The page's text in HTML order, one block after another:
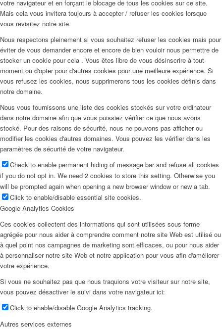
votre navigateur et en forçant le blocage de tous les cookies sur ce site.
Mais cela vous invitera toujours à accepter / refuser les cookies lorsque
vous revisitez notre site.
Nous respectons pleinement si vous souhaitez refuser les cookies mais pour
éviter de vous demander encore et encore de bien vouloir nous permettre de
stocker un cookie pour cela . Vous êtes libre de vous désinscrire à tout
moment ou d'opter pour d'autres cookies pour une meilleure expérience. Si
vous refusez les cookies, nous supprimerons tous les cookies définis dans
notre domaine.
Nous vous fournissons une liste des cookies stockés sur votre ordinateur
dans notre domaine afin que vous puissiez vérifier ce que nous avons
stocké. Pour des raisons de sécurité, nous ne pouvons pas afficher ou
modifier les cookies d'autres domaines. Vous pouvez les vérifier dans les
paramètres de sécurité de votre navigateur.
Check to enable permanent hiding of message bar and refuse all cookies
if you do not opt in. We need 2 cookies to store this setting. Otherwise you
will be prompted again when opening a new browser window or new a tab.
Click to enable/disable essential site cookies.
Google Analytics Cookies
Ces cookies collectent des informations qui sont utilisées sous forme
agrégée pour nous aider à comprendre comment notre site Web est utilisé ou
à quel point nos campagnes de marketing sont efficaces, ou pour nous aider
à personnaliser notre site Web et notre application pour vous afin d'améliorer
votre expérience.
Si vous ne souhaitez pas que nous traquions votre visiteur sur notre site,
vous pouvez désactiver le suivi dans votre navigateur ici:
Click to enable/disable Google Analytics tracking.
Autres services externes